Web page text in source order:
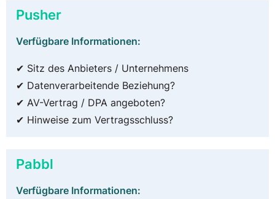
Pusher
Verfügbare Informationen:
✔ Sitz des Anbieters / Unternehmens
✔ Datenverarbeitende Beziehung?
✔ AV-Vertrag / DPA angeboten?
✔ Hinweise zum Vertragsschluss?
Pabbl
Verfügbare Informationen: